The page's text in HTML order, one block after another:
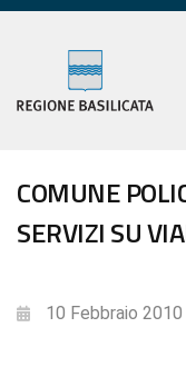
COMUNE
SERVIZI SU
10 Febbraio 2010